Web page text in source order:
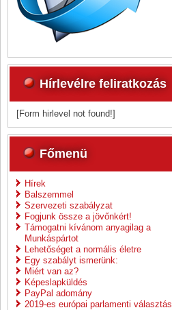
Hírlevélre feliratkozás
[Form hirlevel not found!]
Főmenü
Hírek
Balszemmel
Szervezeti szabályzat
Fogjunk össze a jövőnkért!
Támogatni kívánom anyagilag a
Munkáspártot
Lehetőséget a normális életre
Egy szabályt ismerünk:
Miért van az?
Képeslapküldés
PayPal adomány
2019-es európai parlamenti választás